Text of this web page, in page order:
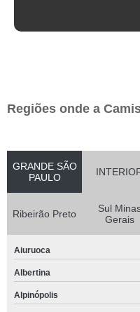
Regiões onde a
GRANDE SÃO
PAULO
Ribeirão Preto
Sul
Gerais
Aiuruoca
Albertina
Alpinópolis